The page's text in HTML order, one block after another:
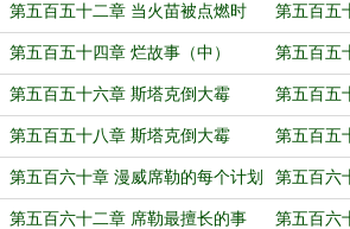
（上） （中）
第五百五十二章 当火苗被点燃时
（下）
第五百五
第五百五十四章 烂故事（中） 第五百五
第五百五十六章 斯塔克倒大霉
（上）
第五百五
（中）
第五百五十八章 斯塔克倒大霉
（下）
第五百五
划都归于
第五百六十章 漫威席勒的每个计划
都归于…（中）
第五百六
划都归于…
第五百六十二章 席勒最擅长的事 第五百六